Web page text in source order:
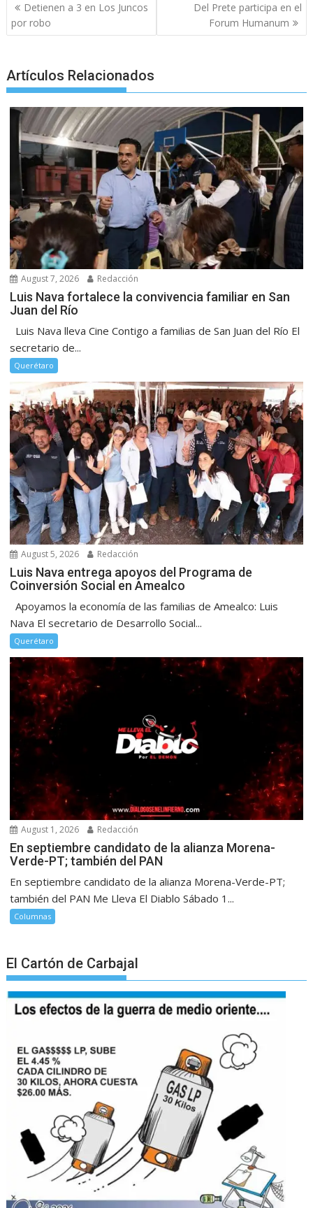
navigation
Detienen a 3 en Los Juncos
por robo
Del Prete participa en el
Forum Humanum
Artículos Relacionados
August 7, 2026 Redacción
Luis Nava fortalece la convivencia familiar en San
Juan del Río
Luis Nava lleva Cine Contigo a familias de San Juan del Río El
secretario de...
Querétaro
August 5, 2026 Redacción
Luis Nava entrega apoyos del Programa de
Coinversión Social en Amealco
Apoyamos la economía de las familias de Amealco: Luis
Nava El secretario de Desarrollo Social...
Querétaro
August 1, 2026 Redacción
En septiembre candidato de la alianza Morena-
Verde-PT; también del PAN
En septiembre candidato de la alianza Morena-Verde-PT;
también del PAN Me Lleva El Diablo Sábado 1...
Columnas
El Cartón de Carbajal